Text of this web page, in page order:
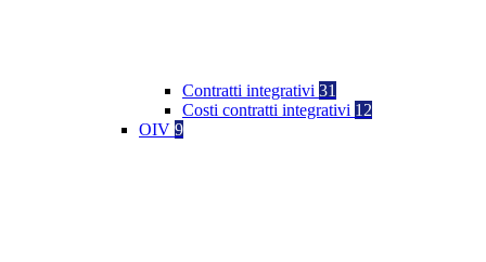
Contratti integrativi 31
Costi contratti integrativi 12
OIV 9